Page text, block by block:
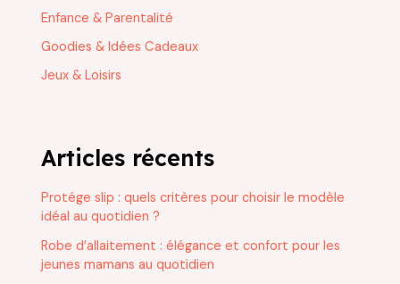
Enfance & Parentalité
Goodies & Idées Cadeaux
Jeux & Loisirs
Articles récents
Protége slip : quels critères pour choisir le modèle
idéal au quotidien ?
Robe d’allaitement : élégance et confort pour les
jeunes mamans au quotidien